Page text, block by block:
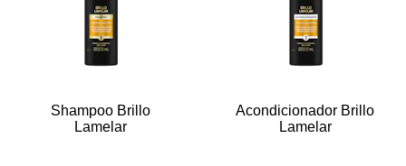
Shampoo Brillo
Lamelar
Acondicionador Brillo
Lamelar